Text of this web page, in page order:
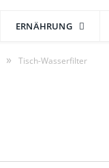
ERNÄHRUNG
» Tisch-Wasserfilter